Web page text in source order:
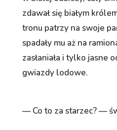
zdawał się białym
tronu patrzy na swoje
spadały mu aż na
zasłaniała i tylko jasne
gwiazdy lodowe.
— Co to za starzec? —